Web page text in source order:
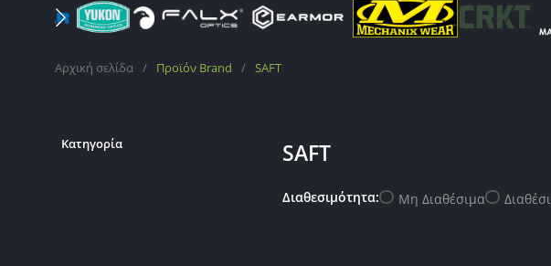
Αρχική σελίδα / Προϊόν Brand / SAFT
SAFT
Διαθεσιμότητα: Μη Διαθέσιμα
Κατηγορία